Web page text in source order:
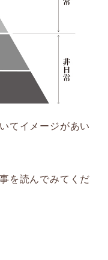
てイメージがあい
を読んでみてくだ